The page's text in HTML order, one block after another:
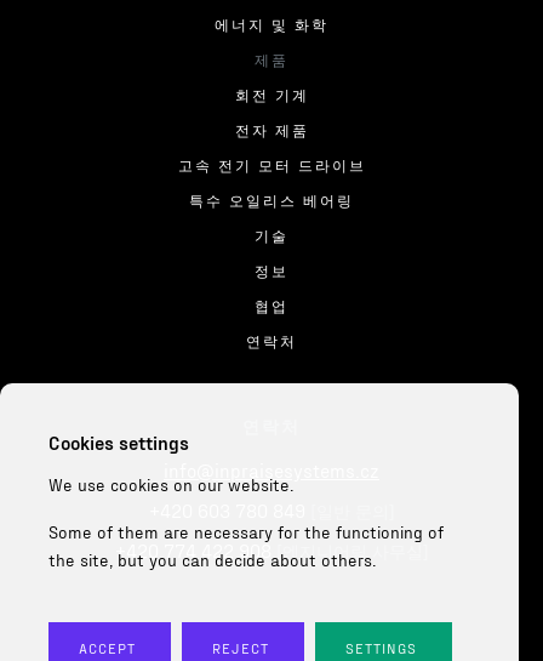
Cookies settings
We use cookies on our website.
Some of them are necessary for the functioning of
the site, but you can decide about others.
ACCEPT REJECT SETTINGS
에너지 및 화학
제품
회전 기계
전자 제품
고속 전기 모터 드라이브
특수 오일리스 베어링
기술
정보
협업
연락처
+420 774 422 908 [엔지니어링 사무실]